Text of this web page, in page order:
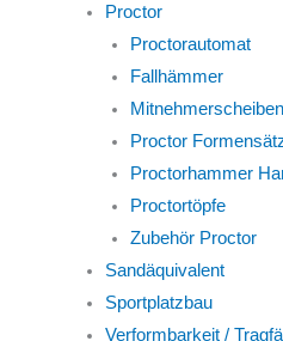
Proctor
Proctorautomat
Fallhämmer
Mitnehmerscheiben
Proctor
Proctorhammer
Proctortöpfe
Zubehör Proctor
Sandäquivalent
Sportplatzbau
Verformbarkeit /